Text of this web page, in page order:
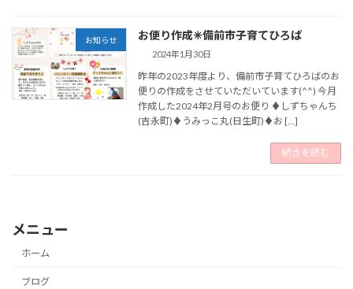
お知らせ お便り作成✳備前市子育てひろば
2024年1月30日
昨年の2023年度より、備前市子育てひろばのお
便りの作成をさせていただいています(^^) 今月
作成した2024年2月号のお便り ♦しずちゃんち
(吉永町)♦うみっこ丸(日生町)♦お […]
続きを読む
メニュー
ホーム
ブログ